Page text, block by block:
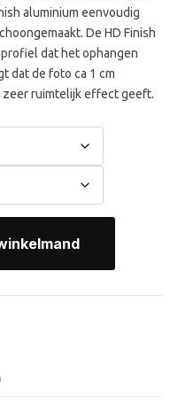
aluminium eenvoudig
De HD Finish
dat het ophangen
dat de foto ca 1 cm
zeer ruimtelijk effect geeft.